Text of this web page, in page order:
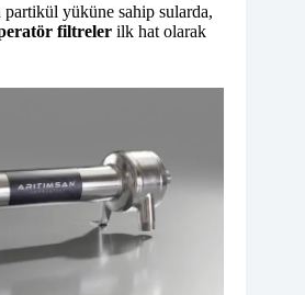
yüküne sahip sularda,
filtreler ilk hat olarak